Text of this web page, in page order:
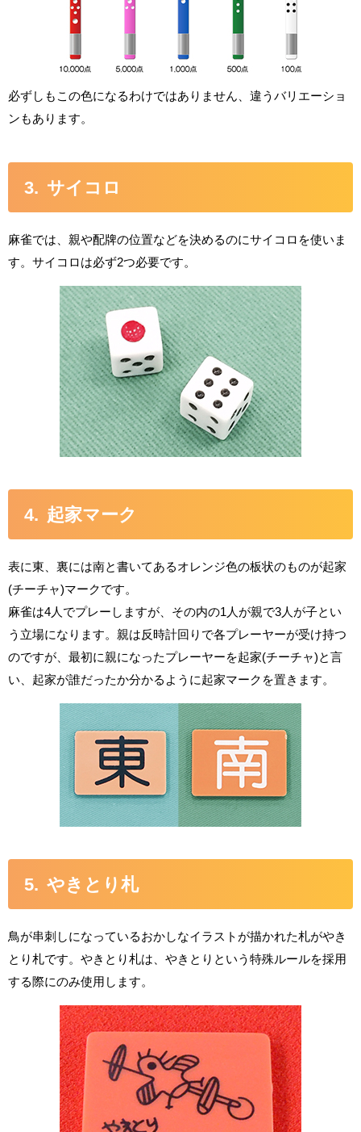
必ずしもこの色になるわけではありません、違うバリエーショ
ンもあります。
サイコロ
麻雀では、親や配牌の位置などを決めるのにサイコロを使いま
す。サイコロは必ず2つ必要です。
起家マーク
表に東、裏には南と書いてあるオレンジ色の板状のものが起家
(チーチャ)マークです。
麻雀は4人でプレーしますが、その内の1人が親で3人が子とい
う立場になります。親は反時計回りで各プレーヤーが受け持つ
のですが、最初に親になったプレーヤーを起家(チーチャ)と言
い、起家が誰だったか分かるように起家マークを置きます。
やきとり札
鳥が串刺しになっているおかしなイラストが描かれた札がやき
とり札です。やきとり札は、やきとりという特殊ルールを採用
する際にのみ使用します。